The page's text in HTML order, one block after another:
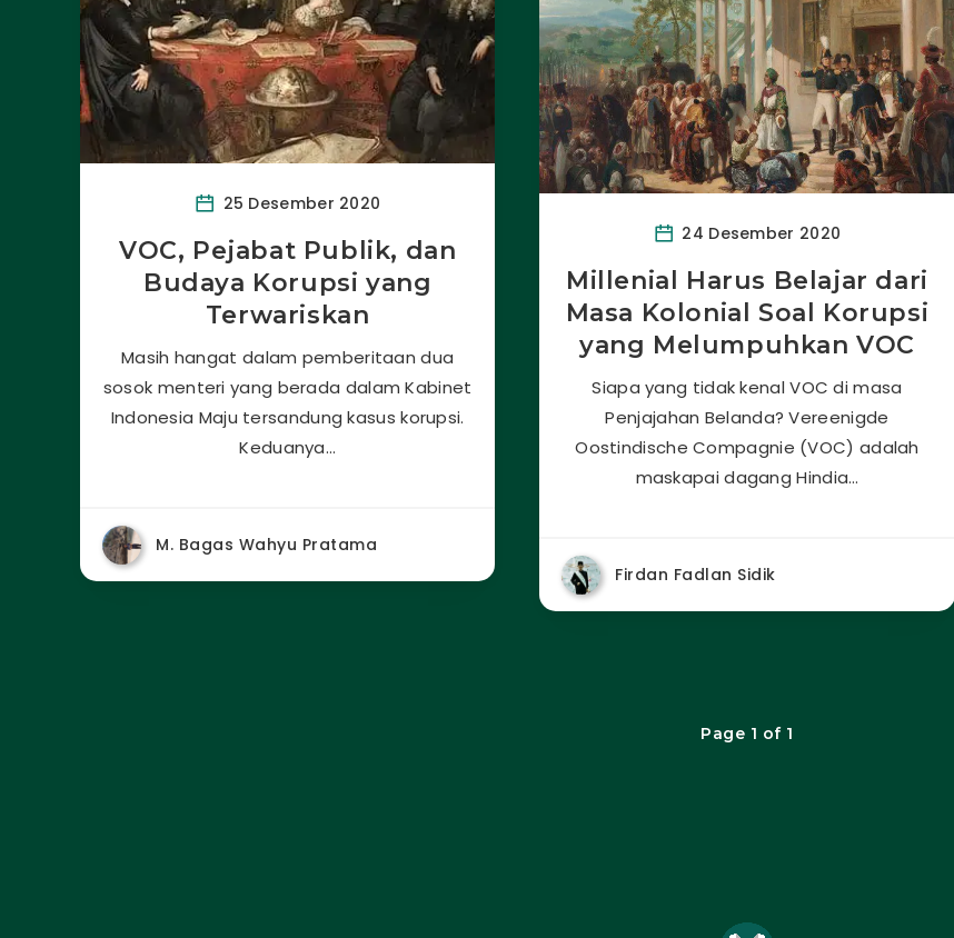
25 Desember 2020
VOC, Pejabat Publik, dan
Budaya Korupsi yang
Terwariskan
Masih hangat dalam pemberitaan dua
sosok menteri yang berada dalam Kabinet
Indonesia Maju tersandung kasus korupsi.
Keduanya…
M. Bagas Wahyu Pratama
24 Desember 2020
Millenial Harus Belajar dari
Masa Kolonial Soal Korupsi
yang Melumpuhkan VOC
Siapa yang tidak kenal VOC di masa
Penjajahan Belanda? Vereenigde
Oostindische Compagnie (VOC) adalah
maskapai dagang Hindia…
Firdan Fadlan Sidik
Page 1 of 1